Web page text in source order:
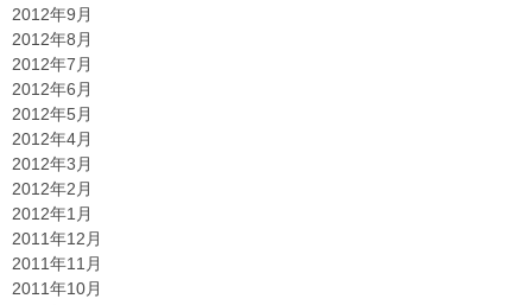
2012年9月
2012年8月
2012年7月
2012年6月
2012年5月
2012年4月
2012年3月
2012年2月
2012年1月
2011年12月
2011年11月
2011年10月